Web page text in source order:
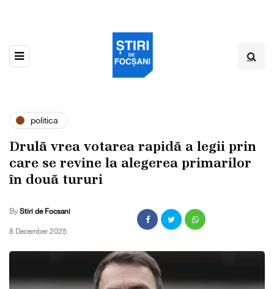
politica
Drulă vrea votarea rapidă a legii prin
care se revine la alegerea primarilor
în două tururi
By Stiri de Focsani
,8 December 2025